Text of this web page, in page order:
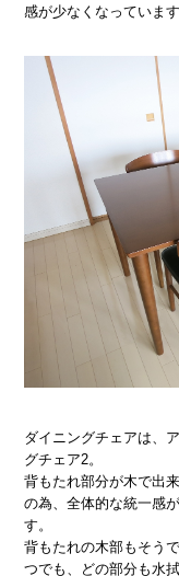
感が少なくなっています
ダイニングチェアは、
グチェア2。
背もたれ部分が木で出
の為、全体的な統一感
す。
背もたれの木部もそう
つでも、どの部分も水